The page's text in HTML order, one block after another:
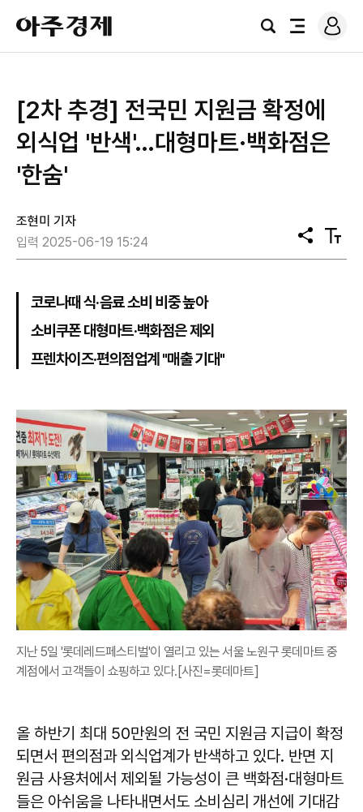
아
주
경
검
전
로
그
[2차 추경] 전국민 지원금 확정에
외식업 '반색'…대형마트·백화점은
'한숨'
조현미 기자
입력 2025-06-19 15:24
공
유
텍
스
코로나때 식·음료 소비 비중 높아
소비쿠폰 대형마트·백화점은 제외
프렌차이즈·편의점업계 "매출 기대"
지난 5일 '롯데레드페스티벌'이 열리고 있는 서울 노원구 롯데마트 중
계점에서 고객들이 쇼핑하고 있다.[사진=롯데마트]
올 하반기 최대 50만원의 전 국민 지원금 지급이 확정
되면서 편의점과 외식업계가 반색하고 있다. 반면 지
원금 사용처에서 제외될 가능성이 큰 백화점·대형마트
들은 아쉬움을 나타내면서도 소비심리 개선에 기대감